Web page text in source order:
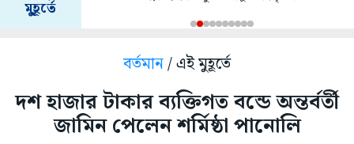
মুহূর্তে
বর্তমান/ এই মুহূর্তে
দশ হাজার টাকার ব্যক্তিগত বন্ডে অন্তর্বর্তী
জামিন পেলেন শর্মিষ্ঠা পানোলি